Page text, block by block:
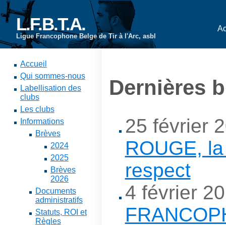
L.F.B.T.A.
Ligue Francophone Belge de Tir à l'Arc, asbl
Accueil
Qui sommes-nous
Labellisation des
clubs
Les clubs
Informations
Brèves
2024
2025
Brèves
2026
Documents
administratifs
Statuts, ROI et
Règles
Dernières
25 février
ROUGE,
respect
4 février